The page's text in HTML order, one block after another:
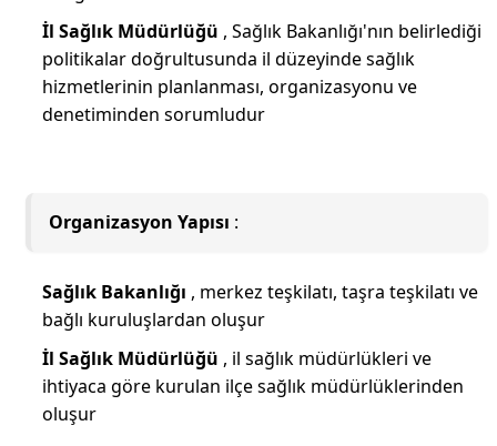
İl Sağlık Müdürlüğü , Sağlık Bakanlığı'nın belirlediği
politikalar doğrultusunda il düzeyinde sağlık
hizmetlerinin planlanması, organizasyonu ve
denetiminden sorumludur
Organizasyon Yapısı :
Sağlık Bakanlığı , merkez teşkilatı, taşra teşkilatı ve
bağlı kuruluşlardan oluşur
İl Sağlık Müdürlüğü , il sağlık müdürlükleri ve
ihtiyaca göre kurulan ilçe sağlık müdürlüklerinden
oluşur